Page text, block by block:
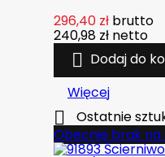
296,40 zł brutto
240,98 zł netto
 Dodaj do
Więcej

Ostatnie
Obecnie brak na